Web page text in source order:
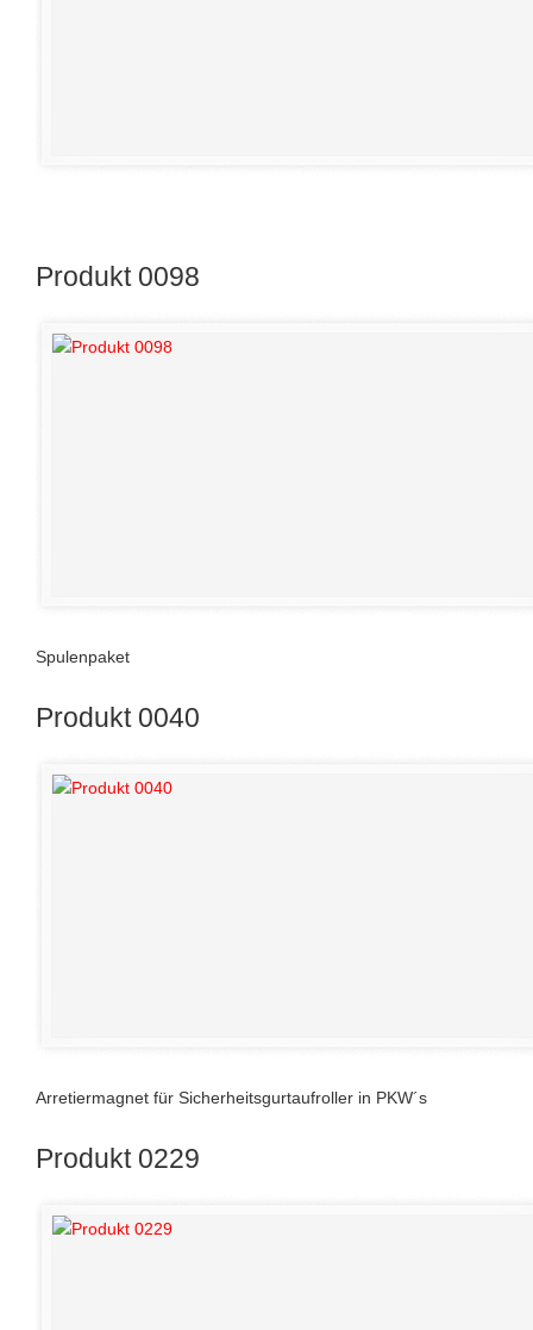
Produkt 0098
Spulenpaket
Produkt 0040
Arretiermagnet für Sicherheitsgurtaufroller in PKW´s
Produkt 0229